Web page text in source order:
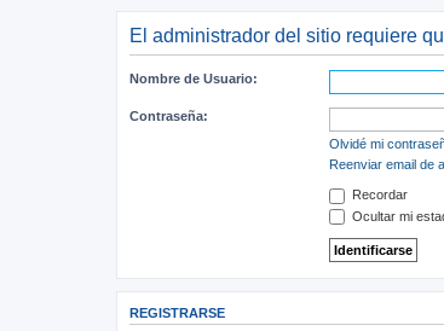
El administrador del sitio requiere
Nombre de Usuario:
Contraseña:
Olvidé mi
Reenviar email de
Recordar
Ocultar mi
REGISTRARSE